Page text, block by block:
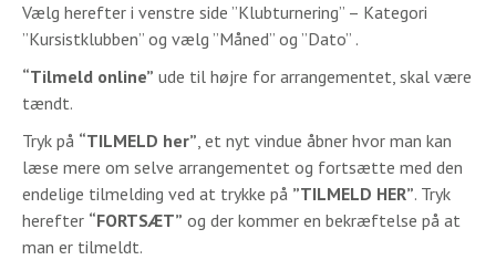
Vælg herefter i venstre side ”Klubturnering” – Kategori
”Kursistklubben” og vælg ”Måned” og ”Dato” .
“Tilmeld online” ude til højre for arrangementet, skal være
tændt.
Tryk på “TILMELD her”, et nyt vindue åbner hvor man kan
læse mere om selve arrangementet og fortsætte med den
endelige tilmelding ved at trykke på ”TILMELD HER”. Tryk
herefter “FORTSÆT” og der kommer en bekræftelse på at
man er tilmeldt.